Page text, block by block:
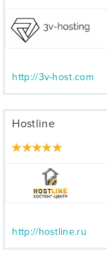
http://3v-host.com
Hostline
http://hostline.ru